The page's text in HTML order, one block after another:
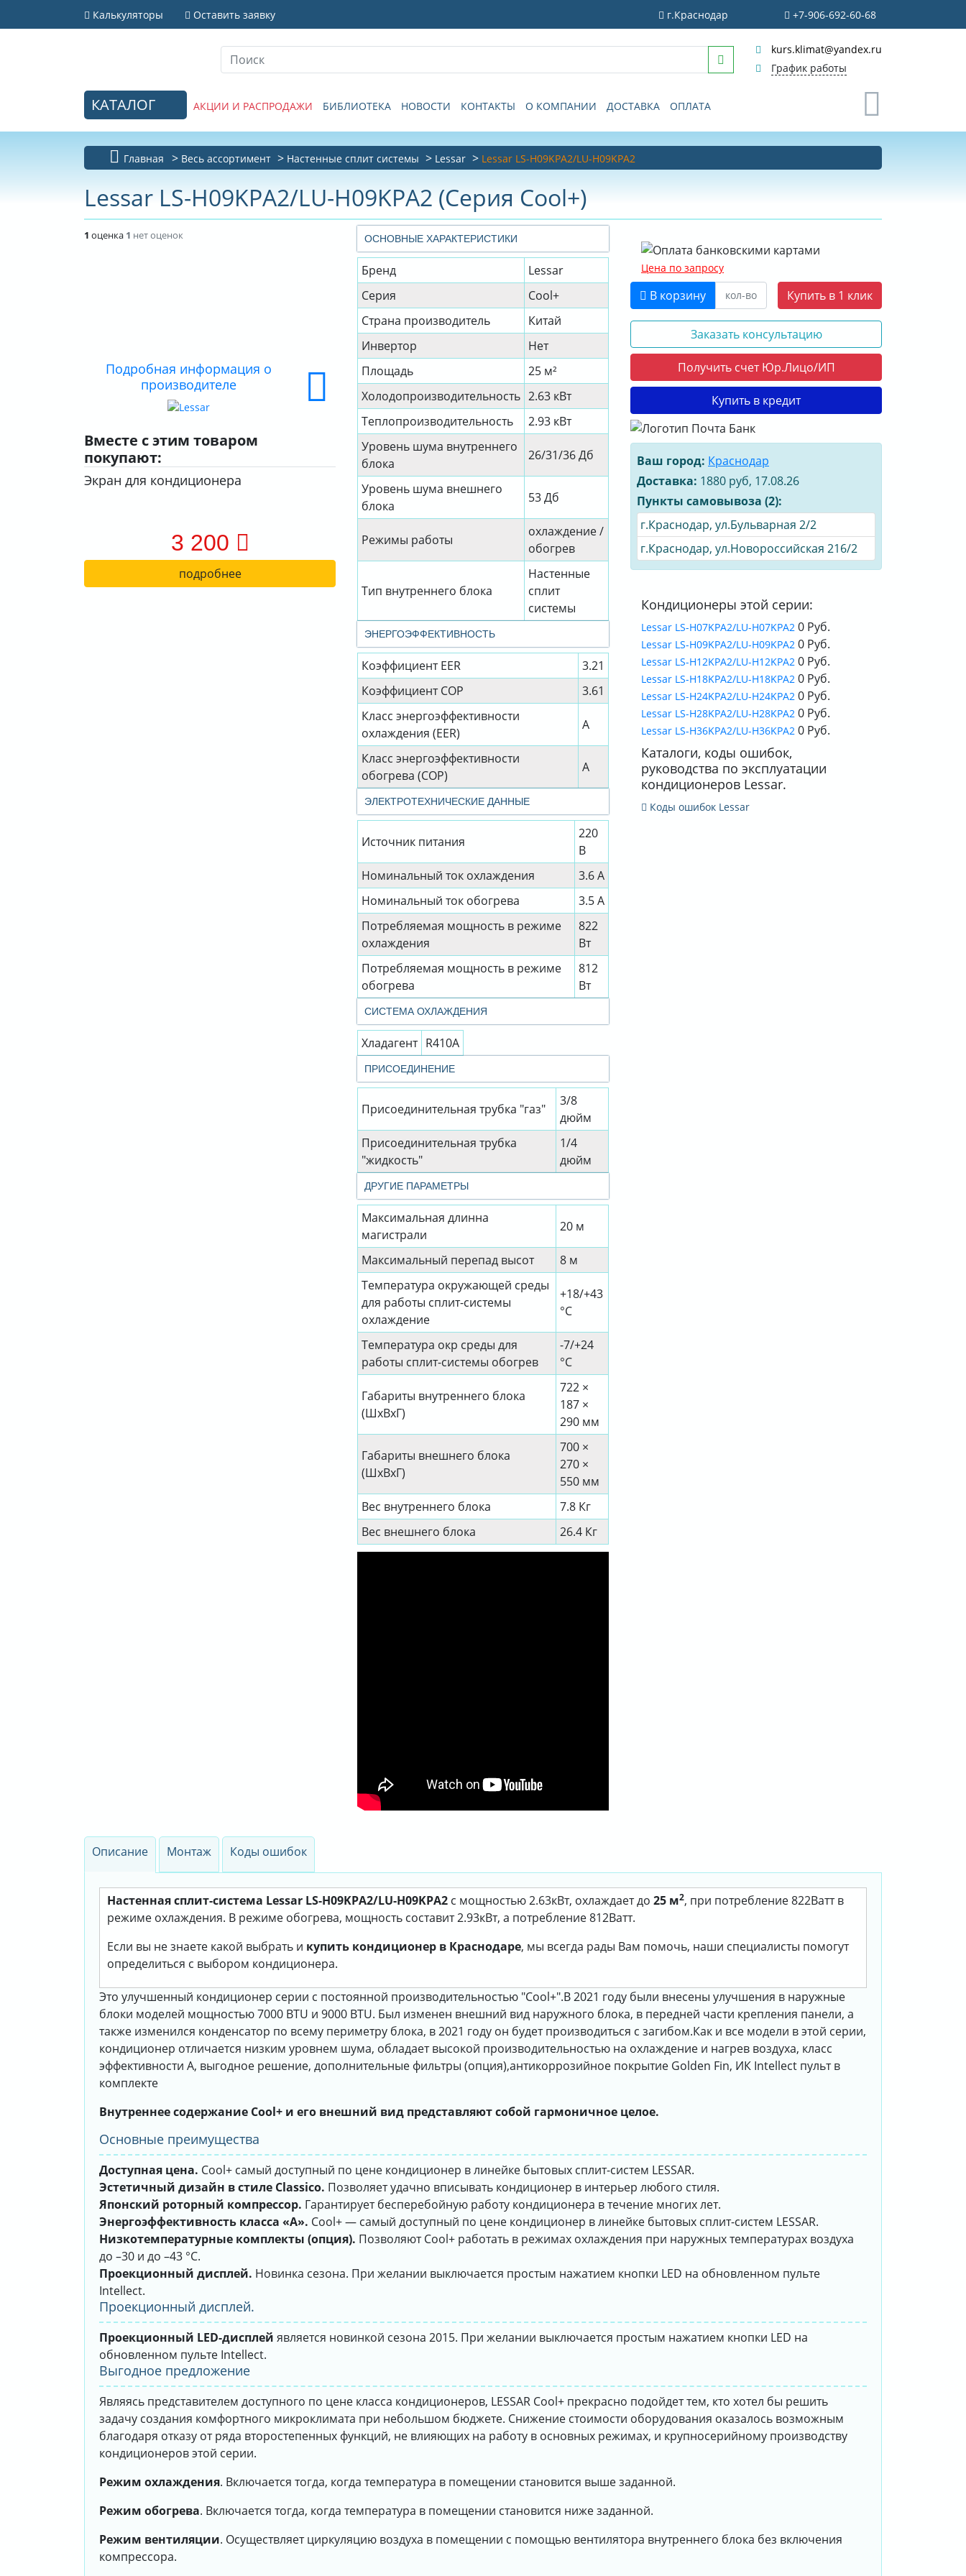
Калькуляторы Оставить заявку г.Краснодар +7-906-692-60-68
kurs.klimat@yandex.ru
График работы
КАТАЛОГ АКЦИИ И РАСПРОДАЖИ БИБЛИОТЕКА НОВОСТИ КОНТАКТЫ О КОМПАНИИ ДОСТАВКА ОПЛАТА
Главная Весь ассортимент Настенные сплит системы Lessar Lessar LS-H09KPA2/LU-H09KPA2
Lessar LS-H09KPA2/LU-H09KPA2 (Серия Cool+)
1 оценка 1 нет оценок
Подробная информация о
производителе
Вместе с этим товаром
покупают:
Экран для кондиционера
3 200
подробнее
ОСНОВНЫЕ ХАРАКТЕРИСТИКИ
Бренд
Lessar
Серия
Cool+
Страна производитель
Китай
Инвертор
Нет
Площадь
25 м²
Холодопроизводительность 2.63 кВт
Теплопроизводительность
2.93 кВт
Уровень шума внутреннего
блока
26/31/36 Дб
Уровень шума внешнего
блока
53 Дб
Режимы работы
охлаждение /
обогрев
Тип внутреннего блока
Настенные
сплит
системы
ЭНЕРГОЭФФЕКТИВНОСТЬ
Коэффициент EER
3.21
Коэффициент СОР
3.61
Класс энергоэффективности
охлаждения (EER)
A
Класс энергоэффективности
обогрева (COP)
A
ЭЛЕКТРОТЕХНИЧЕСКИЕ ДАННЫЕ
Источник питания
220
В
Номинальный ток охлаждения
3.6 А
Номинальный ток обогрева
3.5 А
Потребляемая мощность в режиме
охлаждения
822
Вт
Потребляемая мощность в режиме
обогрева
812
Вт
СИСТЕМА ОХЛАЖДЕНИЯ
Хладагент R410A
ПРИСОЕДИНЕНИЕ
Присоединительная трубка "газ"
3/8
дюйм
Присоединительная трубка
"жидкость"
1/4
дюйм
ДРУГИЕ ПАРАМЕТРЫ
Максимальная длинна
магистрали
20 м
Максимальный перепад высот
8 м
Температура окружающей среды
для работы сплит-системы
охлаждение
+18/+43
°C
Температура окр среды для
работы сплит-системы обогрев
-7/+24
°C
Габариты внутреннего блока
(ШхВхГ)
722 ×
187 ×
290 мм
Габариты внешнего блока
(ШхВхГ)
700 ×
270 ×
550 мм
Вес внутреннего блока
7.8 Кг
Вес внешнего блока
26.4 Кг
Цена по запросу
В корзину Купить в 1 клик
Заказать консультацию
Получить счет Юр.Лицо/ИП
Купить в кредит
Ваш город: Краснодар
Доставка: 1880 руб, 17.08.26
Пункты самовывоза (2):
г.Краснодар, ул.Бульварная 2/2
г.Краснодар, ул.Новороссийская 216/2
Кондиционеры этой серии:
Lessar LS-H07KPA2/LU-H07KPA2 0 Руб.
Lessar LS-H09KPA2/LU-H09KPA2 0 Руб.
Lessar LS-H12KPA2/LU-H12KPA2 0 Руб.
Lessar LS-H18KPA2/LU-H18KPA2 0 Руб.
Lessar LS-H24KPA2/LU-H24KPA2 0 Руб.
Lessar LS-H28KPA2/LU-H28KPA2 0 Руб.
Lessar LS-H36KPA2/LU-H36KPA2 0 Руб.
Каталоги, коды ошибок,
руководства по эксплуатации
кондиционеров Lessar.
Коды ошибок Lessar
Описание Монтаж Коды ошибок
Настенная сплит-система Lessar LS-H09KPA2/LU-H09KPA2 с мощностью 2.63кВт, охлаждает до 25 м2, при потребление 822Ватт в
режиме охлаждения. В режиме обогрева, мощность составит 2.93кВт, а потребление 812Ватт.
Если вы не знаете какой выбрать и купить кондиционер в Краснодаре, мы всегда рады Вам помочь, наши специалисты помогут
определиться с выбором кондиционера.
Это улучшенный кондиционер серии с постоянной производительностью "Cool+".В 2021 году были внесены улучшения в наружные
блоки моделей мощностью 7000 BTU и 9000 BTU. Был изменен внешний вид наружного блока, в передней части крепления панели, а
также изменился конденсатор по всему периметру блока, в 2021 году он будет производиться с загибом.Как и все модели в этой серии,
кондиционер отличается низким уровнем шума, обладает высокой производительностью на охлаждение и нагрев воздуха, класс
эффективности А, выгодное решение, дополнительные фильтры (опция),антикоррозийное покрытие Golden Fin, ИК Intellect пульт в
комплекте
Внутреннее содержание Cool+ и его внешний вид представляют собой гармоничное целое.
Основные преимущества
Доступная цена. Cool+ самый доступный по цене кондиционер в линейке бытовых сплит-систем LESSAR.
Эстетичный дизайн в стиле Classico. Позволяет удачно вписывать кондиционер в интерьер любого стиля.
Японский роторный компрессор. Гарантирует бесперебойную работу кондиционера в течение многих лет.
Энергоэффективность класса «А». Cool+ — самый доступный по цене кондиционер в линейке бытовых сплит-систем LESSAR.
Низкотемпературные комплекты (опция). Позволяют Cool+ работать в режимах охлаждения при наружных температурах воздуха
до –30 и до –43 °С.
Проекционный дисплей. Новинка сезона. При желании выключается простым нажатием кнопки LED на обновленном пульте
Intellect.
Проекционный дисплей.
Проекционный LED-дисплей является новинкой сезона 2015. При желании выключается простым нажатием кнопки LED на
обновленном пульте Intellect.
Выгодное предложение
Являясь представителем доступного по цене класса кондиционеров, LESSAR Cool+ прекрасно подойдет тем, кто хотел бы решить
задачу создания комфортного микроклимата при небольшом бюджете. Снижение стоимости оборудования оказалось возможным
благодаря отказу от ряда второстепенных функций, не влияющих на работу в основных режимах, и крупносерийному производству
кондиционеров этой серии.
Режим охлаждения. Включается тогда, когда температура в помещении становится выше заданной.
Режим обогрева. Включается тогда, когда температура в помещении становится ниже заданной.
Режим вентиляции. Осуществляет циркуляцию воздуха в помещении с помощью вентилятора внутреннего блока без включения
компрессора.